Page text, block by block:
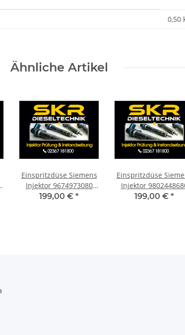
0,50
Ähnliche Artikel
Einspritzdüse Siemens
Injektor 9674973080
Mazda Citroen Ford
199,00 € *
Einspritzdüse
Injektor
9674973080 Ford
199,00 € *